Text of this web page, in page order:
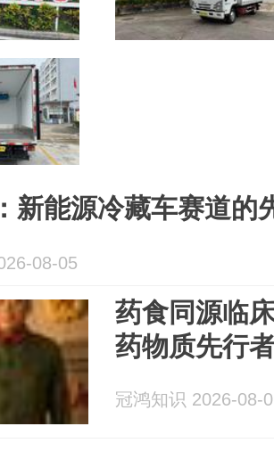
新能源冷藏车赛道的
08-05
药食同源临
药物质先行
冠鸿知识 2026-08-